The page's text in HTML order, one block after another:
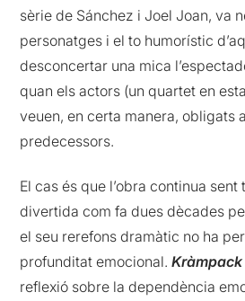
sèrie de Sánchez i Joel Joan, va
personatges i el to humorístic
desconcertar una mica
quan els actors (un quartet en
veuen, en certa manera, obligats
predecessors.
El cas és que l’obra continua
divertida com fa dues dècades
el seu rerefons dramàtic no ha
profunditat emocional.Kràmpack
reflexió sobre la dependència